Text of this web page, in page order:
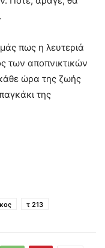
πως η λευτεριά
των αποπνικτικών
ώρα της ζωής
της
τ 213